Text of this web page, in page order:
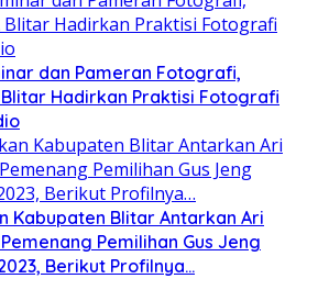
dan Pameran Fotografi,
Blitar Hadirkan Praktisi Fotografi
Kabupaten Blitar Antarkan Ari
Pemilihan Gus Jeng
Berikut Profilnya…